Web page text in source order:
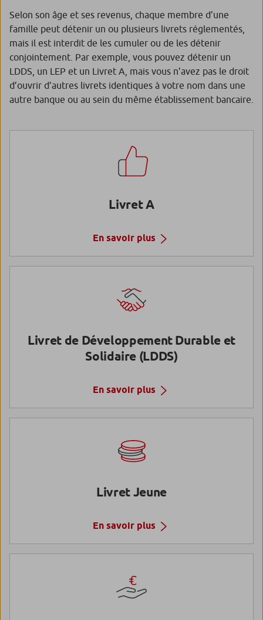
Selon son âge et ses revenus, chaque membre d’une
famille peut détenir un ou plusieurs livrets réglementés,
mais il est interdit de les cumuler ou de les détenir
conjointement. Par exemple, vous pouvez détenir un
LDDS, un LEP et un Livret A, mais vous n’avez pas le droit
d’ouvrir d’autres livrets identiques à votre nom dans une
autre banque ou au sein du même établissement bancaire.
Livret A
En savoir plus
Livret de Développement Durable et
Solidaire (LDDS)
En savoir plus
Livret Jeune
En savoir plus